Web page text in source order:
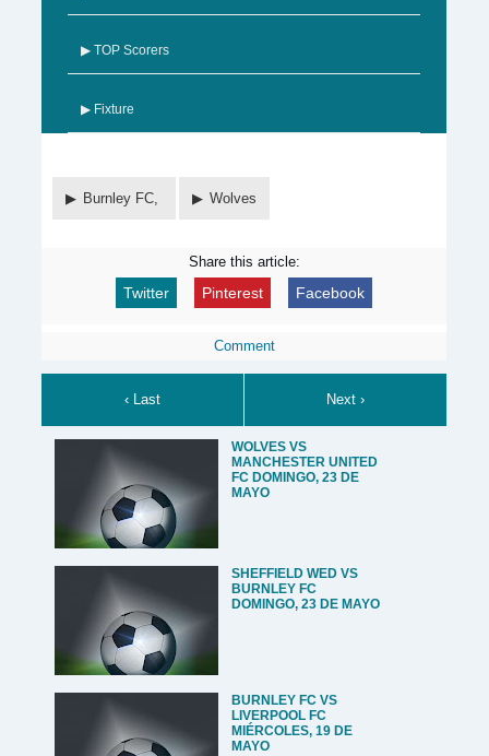
▶ TOP Scorers
▶ Fixture
Burnley FC, Wolves
Share this article:
Twitter Pinterest Facebook
Comment
‹ Last Next ›
WOLVES VS
MANCHESTER UNITED
FC DOMINGO, 23 DE
MAYO
SHEFFIELD WED VS
BURNLEY FC
DOMINGO, 23 DE MAYO
BURNLEY FC VS
LIVERPOOL FC
MIÉRCOLES, 19 DE
MAYO